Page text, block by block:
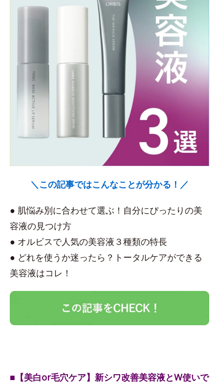
＼この記事ではこんなことが分かる！／
● 肌悩み別に合わせて選ぶ！自分にぴったりの美
容液の見つけ方
● オルビスで人気の美容液３種類の特長
● どれを使うか迷ったら？トータルケアができる
美容液はコレ！
■【美白or毛穴ケア】新シワ改善美容液とW使いで